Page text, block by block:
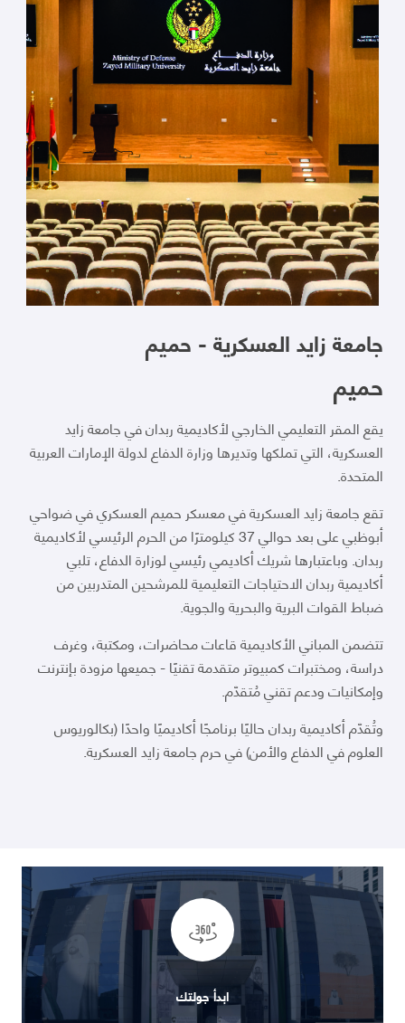
جامعة زايد العسكرية - حميم
حميم
يقع المقر التعليمي الخارجي لأكاديمية ربدان في جامعة زايد
العسكرية، التي تملكها وتديرها وزارة الدفاع لدولة الإمارات العربية
المتحدة.
تقع جامعة زايد العسكرية في معسكر حميم العسكري في ضواحي
أبوظبي على بعد حوالي 37 كيلومترًا من الحرم الرئيسي لأكاديمية
ربدان. وباعتبارها شريك أكاديمي رئيسي لوزارة الدفاع، تلبي
أكاديمية ربدان الاحتياجات التعليمية للمرشحين المتدربين من
ضباط القوات البرية والبحرية والجوية.
تتضمن المباني الأكاديمية قاعات محاضرات، ومكتبة، وغرف
دراسة، ومختبرات كمبيوتر متقدمة تقنيًا - جميعها مزودة بإنترنت
وإمكانيات ودعم تقني مُتقدّم.
وتُقدّم أكاديمية ربدان حاليًا برنامجًا أكاديميًا واحدًا (بكالوريوس
العلوم في الدفاع والأمن) في حرم جامعة زايد العسكرية.
ابدأ جولتك